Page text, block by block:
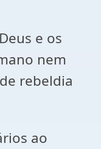
e os
nem
rebeldia
ao